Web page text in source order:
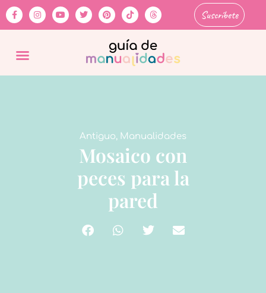
Suscríbete
Antiguo, Manualidades
Mosaico con
peces para la
pared